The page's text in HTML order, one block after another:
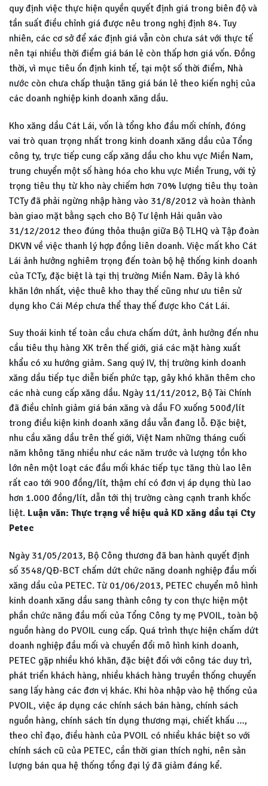
quy định việc thực hiện quyền quyết định giá trong biên độ và
tần suất điều chỉnh giá được nêu trong nghị định 84. Tuy
nhiên, các cơ sở để xác định giá vẫn còn chưa sát với thực tế
nên tại nhiều thời điểm giá bán lẻ còn thấp hơn giá vốn. Đồng
thời, vì mục tiêu ổn định kinh tế, tại một số thời điểm, Nhà
nước còn chưa chấp thuận tăng giá bán lẻ theo kiến nghị của
các doanh nghiệp kinh doanh xăng dầu.
Kho xăng dầu Cát Lái, vốn là tổng kho đầu mối chính, đóng
vai trò quan trọng nhất trong kinh doanh xăng dầu của Tổng
công ty, trực tiếp cung cấp xăng dầu cho khu vực Miền Nam,
trung chuyển một số hàng hóa cho khu vực Miền Trung, với tỷ
trọng tiêu thụ từ kho này chiếm hơn 70% lượng tiêu thụ toàn
TCTy đã phải ngừng nhập hàng vào 31/8/2012 và hoàn thành
bàn giao mặt bằng sạch cho Bộ Tư lệnh Hải quân vào
31/12/2012 theo đúng thỏa thuận giữa Bộ TLHQ và Tập đoàn
DKVN về việc thanh lý hợp đồng liên doanh. Việc mất kho Cát
Lái ảnh hưởng nghiêm trọng đến toàn bộ hệ thống kinh doanh
của TCTy, đặc biệt là tại thị trường Miền Nam. Đây là khó
khăn lớn nhất, việc thuê kho thay thế cũng như ưu tiên sử
dụng kho Cái Mép chưa thể thay thế được kho Cát Lái.
Suy thoái kinh tế toàn cầu chưa chấm dứt, ảnh hưởng đến nhu
cầu tiêu thụ hàng XK trên thế giới, giá các mặt hàng xuất
khẩu có xu hướng giảm. Sang quý IV, thị trường kinh doanh
xăng dầu tiếp tục diễn biến phức tạp, gây khó khăn thêm cho
các nhà cung cấp xăng dầu. Ngày 11/11/2012, Bộ Tài Chính
đã điều chỉnh giảm giá bán xăng và dầu FO xuống 500đ/lít
trong điều kiện kinh doanh xăng dầu vẫn đang lỗ. Đặc biệt,
nhu cầu xăng dầu trên thế giới, Việt Nam những tháng cuối
năm không tăng nhiều như các năm trước và lượng tồn kho
lớn nên một loạt các đầu mối khác tiếp tục tăng thù lao lên
rất cao tới 900 đồng/lít, thậm chí có đơn vị áp dụng thù lao
hơn 1.000 đồng/lít, dẫn tới thị trường càng cạnh tranh khốc
liệt. Luận văn: Thực trạng về hiệu quả KD xăng dầu tại Cty
Petec
Ngày 31/05/2013, Bộ Công thương đã ban hành quyết định
số 3548/QĐ-BCT chấm dứt chức năng doanh nghiệp đầu mối
xăng dầu của PETEC. Từ 01/06/2013, PETEC chuyển mô hình
kinh doanh xăng dầu sang thành công ty con thực hiện một
phần chức năng đầu mối của Tổng Công ty mẹ PVOIL, toàn bộ
nguồn hàng do PVOIL cung cấp. Quá trình thực hiện chấm dứt
doanh nghiệp đầu mối và chuyển đổi mô hình kinh doanh,
PETEC gặp nhiều khó khăn, đặc biệt đối với công tác duy trì,
phát triển khách hàng, nhiều khách hàng truyền thống chuyển
sang lấy hàng các đơn vị khác. Khi hòa nhập vào hệ thống của
PVOIL, việc áp dụng các chính sách bán hàng, chính sách
nguồn hàng, chính sách tín dụng thương mại, chiết khấu …,
theo chỉ đạo, điều hành của PVOIL có nhiều khác biệt so với
chính sách cũ của PETEC, cần thời gian thích nghi, nên sản
lượng bán qua hệ thống tổng đại lý đã giảm đáng kể.